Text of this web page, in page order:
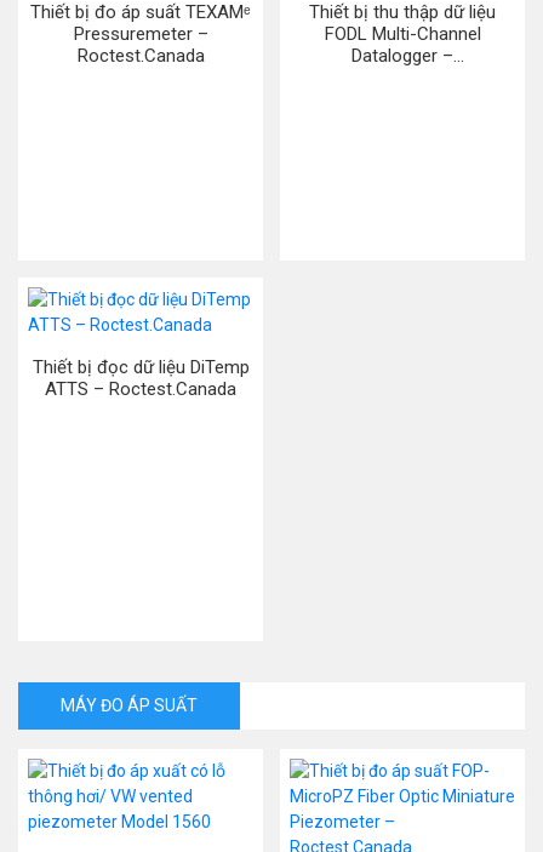
Thiết bị đo áp suất TEXAMᵉ
Pressuremeter –
Roctest.Canada
Thiết bị thu thập dữ liệu
FODL Multi-Channel
Datalogger –
Thiết bị đọc dữ liệu DiTemp
ATTS – Roctest.Canada
MÁY ĐO ÁP SUẤT